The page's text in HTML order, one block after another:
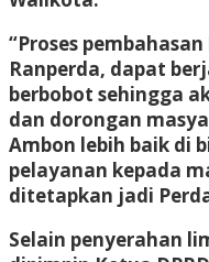
“Proses
Ranperda, dapat
berbobot sehingga
dan dorongan
Ambon lebih baik di
pelayanan kepada
ditetapkan jadi
Selain penyerahan